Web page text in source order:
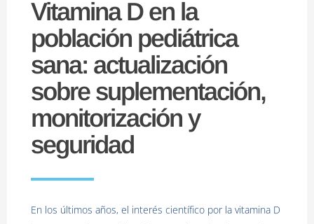
Vitamina D en la
población pediátrica
sana: actualización
sobre suplementación,
monitorización y
seguridad
En los últimos años, el interés científico por la vitamina D